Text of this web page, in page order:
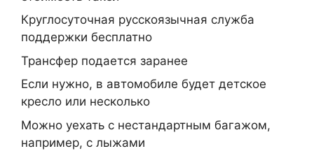
Круглосуточная русскоязычная служба
поддержки бесплатно
Трансфер подается заранее
Если нужно, в автомобиле будет детское
кресло или несколько
Можно уехать с нестандартным багажом,
например, с лыжами